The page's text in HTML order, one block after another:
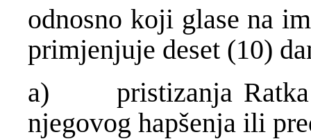
odnosno koji glase na
primjenjuje deset (10)
a) pristizanja Ratka
njegovog hapšenja ili